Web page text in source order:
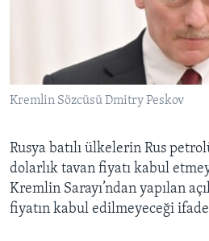
Diller
Kremlin Sözcüsü Dmitry Peskov
Rusya batılı ülkelerin Rus
dolarlık tavan fiyatı kabul
Kremlin Sarayı’ndan yapılan
fiyatın kabul edilmeyeceği